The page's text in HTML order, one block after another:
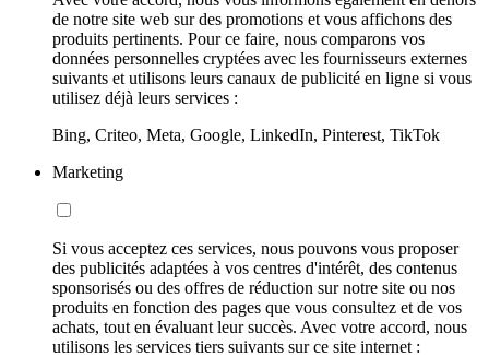
de notre site web sur des promotions et vous affichons des
produits pertinents. Pour ce faire, nous comparons vos
données personnelles cryptées avec les fournisseurs externes
suivants et utilisons leurs canaux de publicité en ligne si vous
utilisez déjà leurs services :
Bing, Criteo, Meta, Google, LinkedIn, Pinterest, TikTok
Marketing
Si vous acceptez ces services, nous pouvons vous proposer
des publicités adaptées à vos centres d'intérêt, des contenus
sponsorisés ou des offres de réduction sur notre site ou nos
produits en fonction des pages que vous consultez et de vos
achats, tout en évaluant leur succès. Avec votre accord, nous
utilisons les services tiers suivants sur ce site internet :